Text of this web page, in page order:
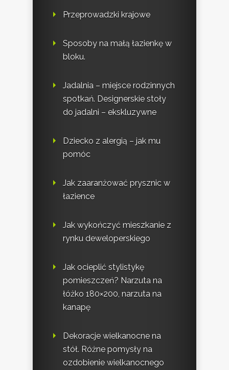
Przeprowadzki krajowe
Sposoby na małą łazienkę w
bloku.
Jadalnia – miejsce rodzinnych
spotkań. Designerskie stoły
do jadalni – ekskluzywne
Dziecko z alergią – jak mu
pomóc
Jak zaaranżować prysznic w
łazience
Jak wykończyć mieszkanie z
rynku deweloperskiego
Jak ocieplić stylistykę
pomieszczeń? Narzuta na
łóżko 180×200, narzuta na
kanapę
Dekoracje wielkanocne na
stół. Różne pomysły na
ozdobienie wielkanocnego